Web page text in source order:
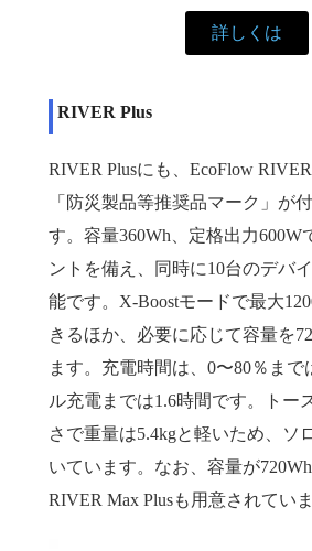
詳しくは
RIVER Plus
RIVER Plusにも、EcoFlow
「防災製品等推奨品マーク」が
す。容量360Wh、定格出力600W
ントを備え、同時に10台のデバ
能です。X-Boostモードで最大
きるほか、必要に応じて容量を
ます。充電時間は、0〜80％まで
ル充電までは1.6時間です。トー
さで重量は5.4kgと軽いため、ソ
いています。なお、容量が
RIVER Max Plusも用意されていま